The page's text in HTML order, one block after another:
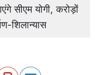
सीएम योगी, करोड़ों
शिलान्यास